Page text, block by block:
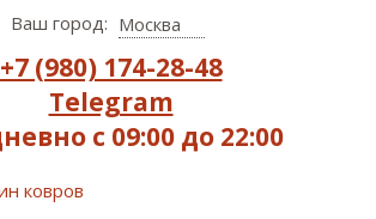
ОПЛАТА
Ваш город: Москва
+7 (980) 174-28-48
Telegram
с 09:00 до 22:00